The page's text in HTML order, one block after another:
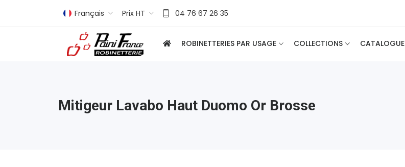
Français Prix HT 04 76 67 26 35
ROBINETTERIES PAR USAGE COLLECTIONS CATALOGUE
Mitigeur Lavabo Haut Duomo Or Brosse